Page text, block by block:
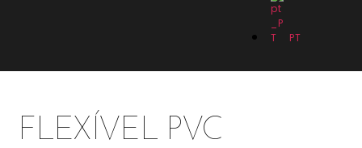
PT
FLEXÍVEL PVC